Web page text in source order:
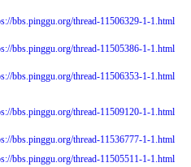
bbs.pinggu.org/thread-11506329-1-1.html
bbs.pinggu.org/thread-11505386-1-1.html
bbs.pinggu.org/thread-11506353-1-1.html
bbs.pinggu.org/thread-11509120-1-1.html
bbs.pinggu.org/thread-11536777-1-1.html
bbs.pinggu.org/thread-11505511-1-1.html